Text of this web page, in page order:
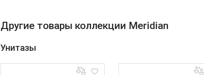
Другие товары коллекции Meridian
Унитазы